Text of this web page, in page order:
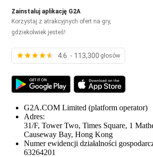
Zainstaluj aplikację G2A
Korzystaj z atrakcyjnych ofert na gry,
gdziekolwiek jesteś!
4.6 - 113,300 głosów
G2A.COM Limited (platform operator)
Adres:
31/F, Tower Two, Times Square, 1
Causeway Bay, Hong Kong
Numer ewidencji działalności
63264201